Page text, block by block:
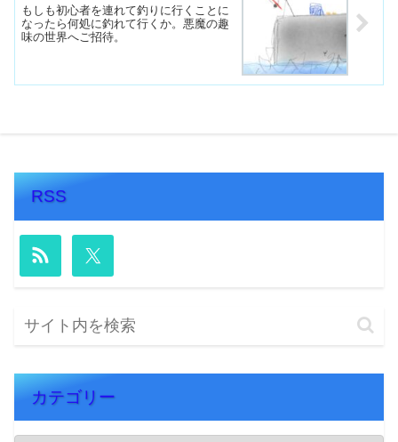
もしも初心者を連れて釣りに行くことに
なったら何処に釣れて行くか。悪魔の趣
味の世界へご招待。
RSS
カテゴリー